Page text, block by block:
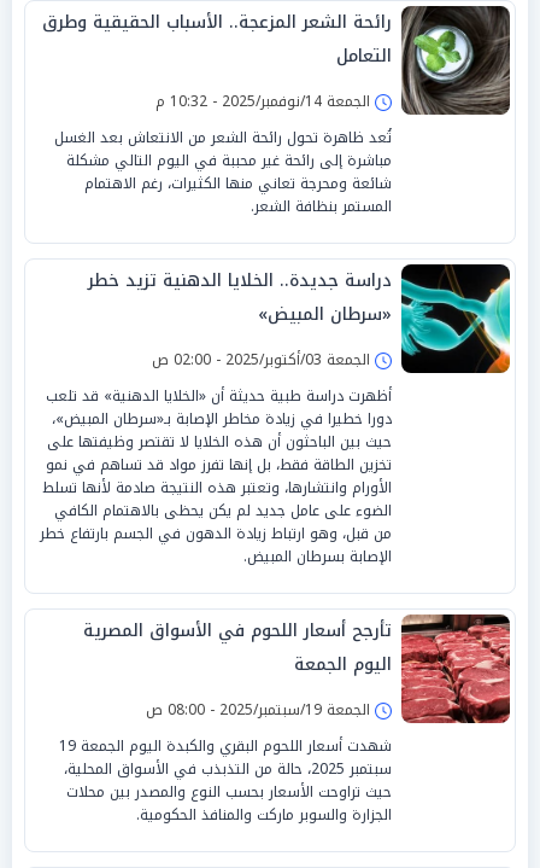
رائحة الشعر المزعجة.. الأسباب الحقيقية وطرق
التعامل
الجمعة 14/نوفمبر/2025 - 10:32 م
تُعد ظاهرة تحول رائحة الشعر من الانتعاش بعد الغسل
مباشرة إلى رائحة غير محببة في اليوم التالي مشكلة
شائعة ومحرجة تعاني منها الكثيرات، رغم الاهتمام
المستمر بنظافة الشعر.
دراسة جديدة.. الخلايا الدهنية تزيد خطر
«سرطان المبيض»
الجمعة 03/أكتوبر/2025 - 02:00 ص
أظهرت دراسة طبية حديثة أن «الخلايا الدهنية» قد تلعب
دورا خطيرا في زيادة مخاطر الإصابة بـ«سرطان المبيض»،
حيث بين الباحثون أن هذه الخلايا لا تقتصر وظيفتها على
تخزين الطاقة فقط، بل إنها تفرز مواد قد تساهم في نمو
الأورام وانتشارها، وتعتبر هذه النتيجة صادمة لأنها تسلط
الضوء على عامل جديد لم يكن يحظى بالاهتمام الكافي
من قبل، وهو ارتباط زيادة الدهون في الجسم بارتفاع خطر
الإصابة بسرطان المبيض.
تأرجح أسعار اللحوم في الأسواق المصرية
اليوم الجمعة
الجمعة 19/سبتمبر/2025 - 08:00 ص
شهدت أسعار اللحوم البقري والكبدة اليوم الجمعة 19
سبتمبر 2025، حالة من التذبذب في الأسواق المحلية،
حيث تراوحت الأسعار بحسب النوع والمصدر بين محلات
الجزارة والسوبر ماركت والمنافذ الحكومية.